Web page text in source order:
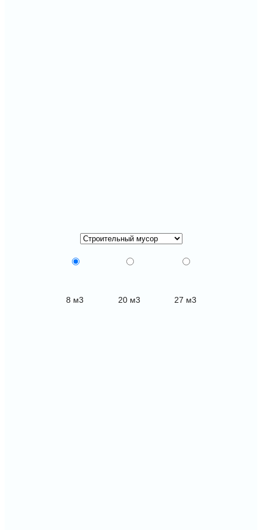
8 м3 20 м3 27 м3